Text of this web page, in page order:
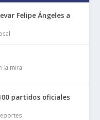
Felipe Ángeles a
la mira
partidos oficiales